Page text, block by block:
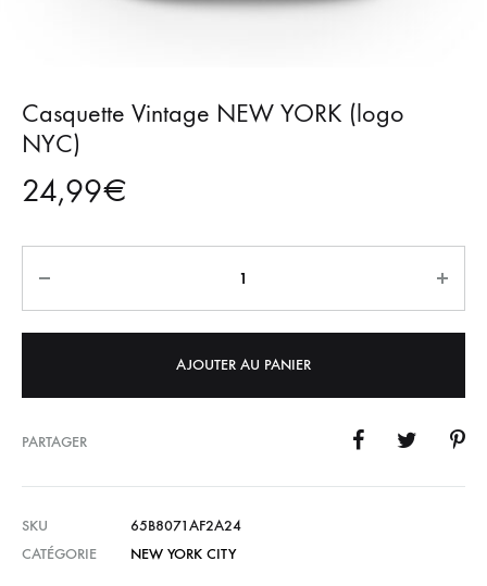
Casquette Vintage NEW YORK (logo
NYC)
24,99€
AJOUTER AU PANIER
PARTAGER
SKU
65B8071AF2A24
CATÉGORIE
NEW YORK CITY